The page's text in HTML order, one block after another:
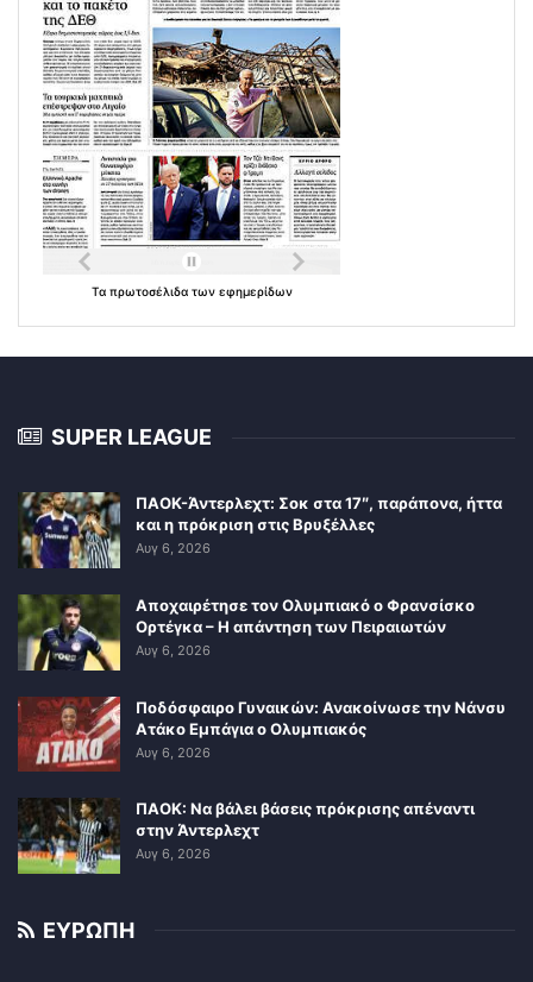
Τα πρωτοσέλιδα των εφημερίδων
SUPER LEAGUE
ΠΑΟΚ-Άντερλεχτ: Σοκ στα 17″, παράπονα, ήττα
και η πρόκριση στις Βρυξέλλες
Αυγ 6, 2026
Αποχαιρέτησε τον Ολυμπιακό ο Φρανσίσκο
Ορτέγκα – Η απάντηση των Πειραιωτών
Αυγ 6, 2026
Ποδόσφαιρο Γυναικών: Ανακοίνωσε την Νάνσυ
Ατάκο Εμπάγια ο Ολυμπιακός
Αυγ 6, 2026
ΠΑΟΚ: Να βάλει βάσεις πρόκρισης απέναντι
στην Άντερλεχτ
Αυγ 6, 2026
ΕΥΡΩΠΗ